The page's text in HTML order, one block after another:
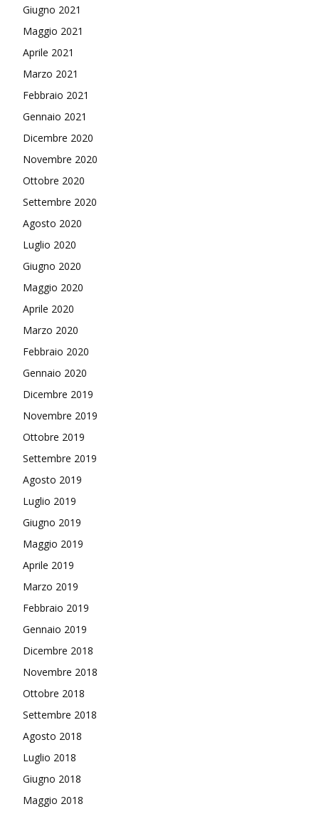
Giugno 2021
Maggio 2021
Aprile 2021
Marzo 2021
Febbraio 2021
Gennaio 2021
Dicembre 2020
Novembre 2020
Ottobre 2020
Settembre 2020
Agosto 2020
Luglio 2020
Giugno 2020
Maggio 2020
Aprile 2020
Marzo 2020
Febbraio 2020
Gennaio 2020
Dicembre 2019
Novembre 2019
Ottobre 2019
Settembre 2019
Agosto 2019
Luglio 2019
Giugno 2019
Maggio 2019
Aprile 2019
Marzo 2019
Febbraio 2019
Gennaio 2019
Dicembre 2018
Novembre 2018
Ottobre 2018
Settembre 2018
Agosto 2018
Luglio 2018
Giugno 2018
Maggio 2018